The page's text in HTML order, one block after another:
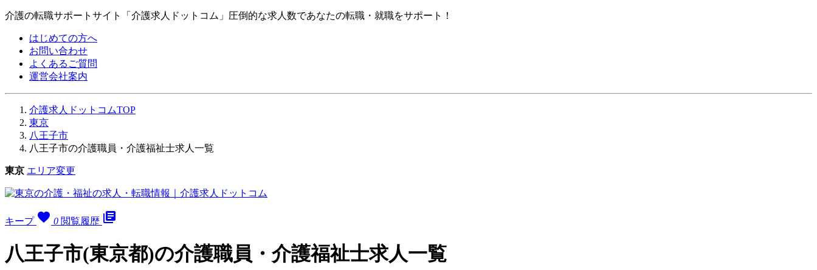
介護の転職サポートサイト「介護求人ドットコム」圧倒的な求人数であなたの転職・就職をサポート！
はじめての方へ
お問い合わせ
よくあるご質問
運営会社案内
介護求人ドットコムTOP
東京
八王子市
八王子市の介護職員・介護福祉士求人一覧
東京 エリア変更
キープ favorite 0 閲覧履歴 library_books
八王子市(東京都)の介護職員・介護福祉士求人一覧